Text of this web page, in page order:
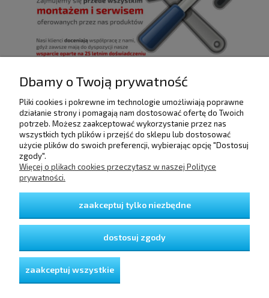
POMOC
DOSTAWA I PŁATNOŚCI
GWARANCJA I ZWROTY
O FIRMIE
Dbamy o Twoją prywatność
Pliki cookies i pokrewne im technologie umożliwiają poprawne
działanie strony i pomagają nam dostosować ofertę do Twoich
potrzeb. Możesz zaakceptować wykorzystanie przez nas
wszystkich tych plików i przejść do sklepu lub dostosować
użycie plików do swoich preferencji, wybierając opcję "Dostosuj
zgody".
Więcej o plikach cookies przeczytasz w naszej Polityce
prywatności.
zaakceptuj tylko niezbędne
dostosuj zgody
zaakceptuj wszystkie